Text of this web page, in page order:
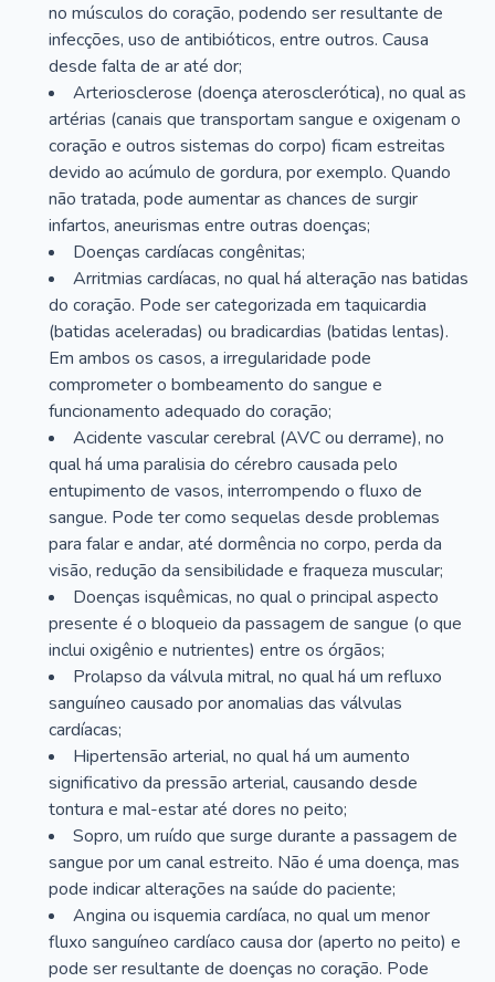
no músculos do coração, podendo ser resultante de
infecções, uso de antibióticos, entre outros. Causa
desde falta de ar até dor;
Arteriosclerose (doença aterosclerótica), no qual as
artérias (canais que transportam sangue e oxigenam o
coração e outros sistemas do corpo) ficam estreitas
devido ao acúmulo de gordura, por exemplo. Quando
não tratada, pode aumentar as chances de surgir
infartos, aneurismas entre outras doenças;
Doenças cardíacas congênitas;
Arritmias cardíacas, no qual há alteração nas batidas
do coração. Pode ser categorizada em taquicardia
(batidas aceleradas) ou bradicardias (batidas lentas).
Em ambos os casos, a irregularidade pode
comprometer o bombeamento do sangue e
funcionamento adequado do coração;
Acidente vascular cerebral (AVC ou derrame), no
qual há uma paralisia do cérebro causada pelo
entupimento de vasos, interrompendo o fluxo de
sangue. Pode ter como sequelas desde problemas
para falar e andar, até dormência no corpo, perda da
visão, redução da sensibilidade e fraqueza muscular;
Doenças isquêmicas, no qual o principal aspecto
presente é o bloqueio da passagem de sangue (o que
inclui oxigênio e nutrientes) entre os órgãos;
Prolapso da válvula mitral, no qual há um refluxo
sanguíneo causado por anomalias das válvulas
cardíacas;
Hipertensão arterial, no qual há um aumento
significativo da pressão arterial, causando desde
tontura e mal-estar até dores no peito;
Sopro, um ruído que surge durante a passagem de
sangue por um canal estreito. Não é uma doença, mas
pode indicar alterações na saúde do paciente;
Angina ou isquemia cardíaca, no qual um menor
fluxo sanguíneo cardíaco causa dor (aperto no peito) e
pode ser resultante de doenças no coração. Pode